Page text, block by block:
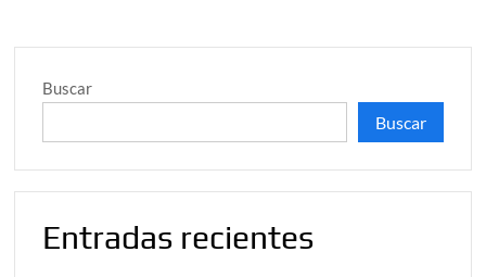
Buscar
Buscar
Entradas recientes